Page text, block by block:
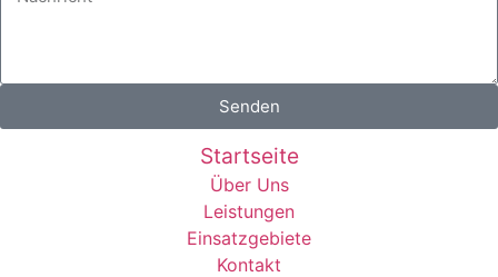
Senden
Startseite
Über Uns
Leistungen
Einsatzgebiete
Kontakt